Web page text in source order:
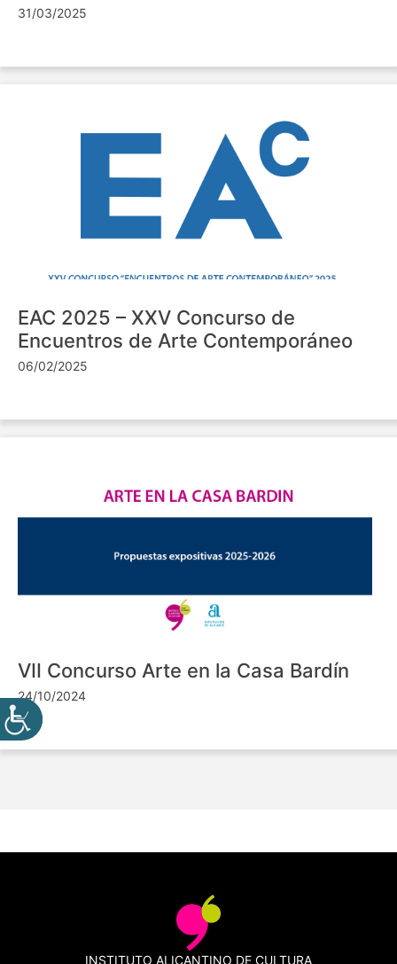
31/03/2025
EAC 2025 – XXV Concurso de
Encuentros de Arte Contemporáneo
06/02/2025
VII Concurso Arte en la Casa Bardín
24/10/2024
INSTITUTO ALICANTINO DE CULTURA